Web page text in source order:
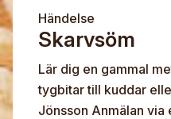
Händelse
Skarvsöm
Lär dig en gammal
tygbitar till kuddar
Jönsson Anmälan via